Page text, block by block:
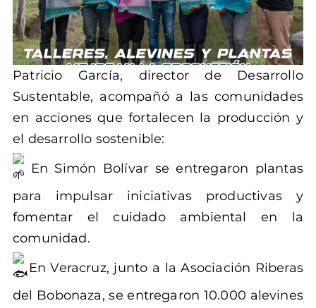
Patricio García, director de Desarrollo
Sustentable, acompañó a las comunidades
en acciones que fortalecen la producción y
el desarrollo sostenible:
En Simón Bolívar se entregaron plantas
para impulsar iniciativas productivas y
fomentar el cuidado ambiental en la
comunidad.
En Veracruz, junto a la Asociación Riberas
del Bobonaza, se entregaron 10.000 alevines